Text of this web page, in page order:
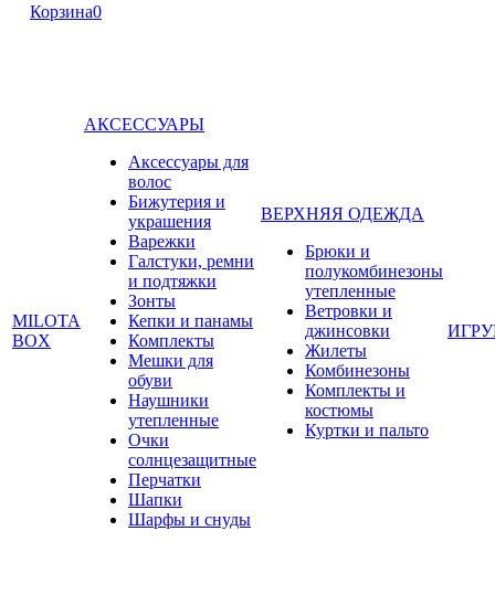
Корзина0
MILOTA
BOX
АКСЕССУАРЫ
Аксессуары для
волос
Бижутерия и
украшения
Варежки
Галстуки, ремни
и подтяжки
Зонты
Кепки и панамы
Комплекты
Мешки для
обуви
Наушники
утепленные
Очки
солнцезащитные
Перчатки
Шапки
Шарфы и снуды
ВЕРХНЯЯ ОДЕЖДА
Брюки и
полукомбинезоны
утепленные
Ветровки и
джинсовки
Жилеты
Комбинезоны
Комплекты и
костюмы
Куртки и пальто